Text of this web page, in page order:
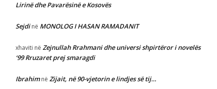
Lirinë dhe Pavarësinë e Kosovës
Sejdinë MONOLOG I HASAN RAMADANIT
xhaviti në Zejnullah Rrahmani dhe universi shpirtëror i novelës
‘99 Rruzaret prej smaragdi
Ibrahimnë Zijait, në 90-vjetorin e lindjes së tij…